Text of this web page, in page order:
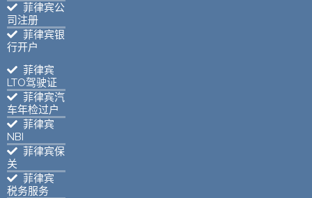
菲律宾公
司注册
菲律宾银
行开户
菲律宾
LTO驾驶证
菲律宾汽
车年检过户
菲律宾
NBI
菲律宾保
关
菲律宾
税务服务